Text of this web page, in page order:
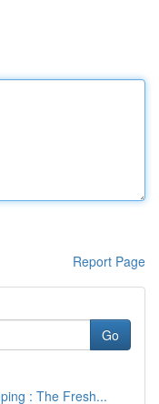
Report Page
Go
: The Fresh...